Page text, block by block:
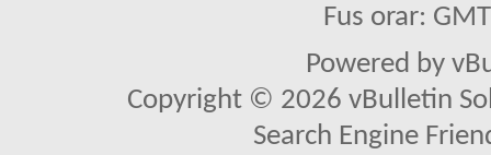
Fus orar:
Powered by
Copyright © 2026 vBulletin
Search Engine